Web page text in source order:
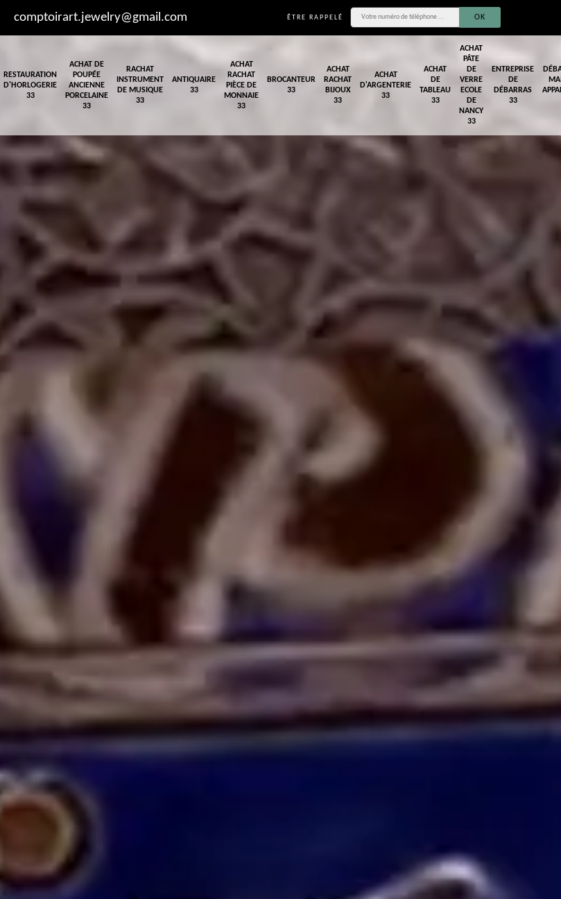
comptoirart.jewelry@gmail.com ÊTRE RAPPELÉ
RESTAURATION
D'HORLOGERIE
33
ACHAT DE
POUPÉE
ANCIENNE
PORCELAINE
33
RACHAT
INSTRUMENT
DE MUSIQUE
33
ANTIQUAIRE
33
ACHAT
RACHAT
PIÈCE DE
MONNAIE
33
BROCANTEUR
33
ACHAT
RACHAT
BIJOUX
33
ACHAT
D'ARGENTERIE
33
ACHAT
DE
TABLEAU
33
ACHAT
PÂTE
DE
VERRE
ECOLE
DE
NANCY
33
ENTREPRISE
DE
DÉBARRAS
33